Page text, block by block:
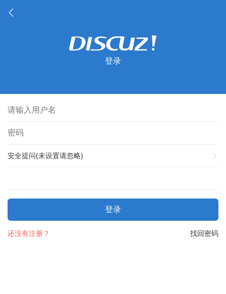
登录
安全提问(未设置请忽略)
登录
找回密码
还没有注册？